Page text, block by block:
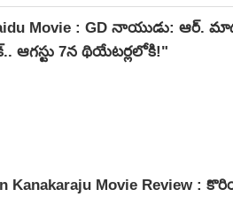
Movie : GD నాయుడు: ఆర్.
ఆగస్టు 7న థియేటర్లలోకి!"
Kanakaraju Movie Review :